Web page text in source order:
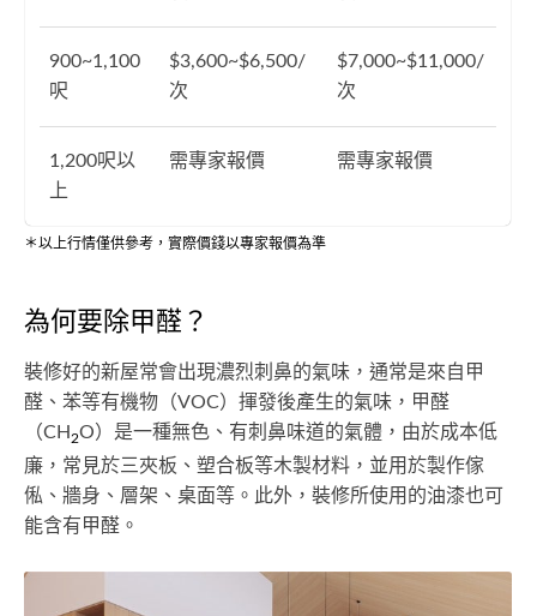
900~1,100
呎
$3,600~$6,500/
次
$7,000~$11,000/
次
1,200呎以
上
需專家報價 需專家報價
＊以上行情僅供參考，實際價錢以專家報價為準
為何要除甲醛？
裝修好的新屋常會出現濃烈刺鼻的氣味，通常是來自甲
醛、苯等有機物（VOC）揮發後產生的氣味，甲醛
（CH2O）是一種無色、有刺鼻味道的氣體，由於成本低
廉，常見於三夾板、塑合板等木製材料，並用於製作傢
俬、牆身、層架、桌面等。此外，裝修所使用的油漆也可
能含有甲醛。